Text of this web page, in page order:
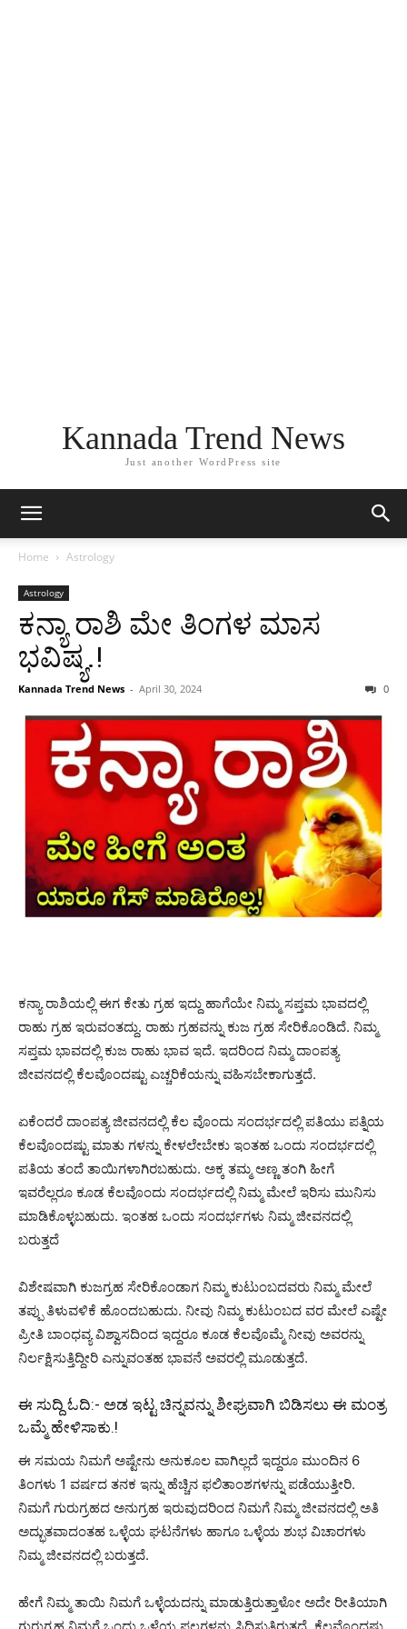
Kannada Trend News
Just another WordPress site
Home Astrology
Astrology
ಕನ್ಯಾ ರಾಶಿ ಮೇ ತಿಂಗಳ ಮಾಸ
ಭವಿಷ್ಯ.!
Kannada Trend News - April 30, 2024 0
ಕನ್ಯಾ ರಾಶಿಯಲ್ಲಿ ಈಗ ಕೇತು ಗ್ರಹ ಇದ್ದು ಹಾಗೆಯೇ ನಿಮ್ಮ ಸಪ್ತಮ ಭಾವದಲ್ಲಿ
ರಾಹು ಗ್ರಹ ಇರುವಂತದ್ದು. ರಾಹು ಗ್ರಹವನ್ನು ಕುಜ ಗ್ರಹ ಸೇರಿಕೊಂಡಿದೆ. ನಿಮ್ಮ
ಸಪ್ತಮ ಭಾವದಲ್ಲಿ ಕುಜ ರಾಹು ಭಾವ ಇದೆ. ಇದರಿಂದ ನಿಮ್ಮ ದಾಂಪತ್ಯ
ಜೀವನದಲ್ಲಿ ಕೆಲವೊಂದಷ್ಟು ಎಚ್ಚರಿಕೆಯನ್ನು ವಹಿಸಬೇಕಾಗುತ್ತದೆ.
ಏಕೆಂದರೆ ದಾಂಪತ್ಯ ಜೀವನದಲ್ಲಿ ಕೆಲ ವೊಂದು ಸಂದರ್ಭದಲ್ಲಿ ಪತಿಯು ಪತ್ನಿಯ
ಕೆಲವೊಂದಷ್ಟು ಮಾತು ಗಳನ್ನು ಕೇಳಲೇಬೇಕು ಇಂತಹ ಒಂದು ಸಂದರ್ಭದಲ್ಲಿ
ಪತಿಯ ತಂದೆ ತಾಯಿಗಳಾಗಿರಬಹುದು. ಅಕ್ಕ ತಮ್ಮ ಅಣ್ಣ ತಂಗಿ ಹೀಗೆ
ಇವರೆಲ್ಲರೂ ಕೂಡ ಕೆಲವೊಂದು ಸಂದರ್ಭದಲ್ಲಿ ನಿಮ್ಮ ಮೇಲೆ ಇರಿಸು ಮುನಿಸು
ಮಾಡಿಕೊಳ್ಳಬಹುದು. ಇಂತಹ ಒಂದು ಸಂದರ್ಭಗಳು ನಿಮ್ಮ ಜೀವನದಲ್ಲಿ
ಬರುತ್ತದೆ
ವಿಶೇಷವಾಗಿ ಕುಜಗ್ರಹ ಸೇರಿಕೊಂಡಾಗ ನಿಮ್ಮ ಕುಟುಂಬದವರು ನಿಮ್ಮ ಮೇಲೆ
ತಪ್ಪು ತಿಳುವಳಿಕೆ ಹೊಂದಬಹುದು. ನೀವು ನಿಮ್ಮ ಕುಟುಂಬದ ವರ ಮೇಲೆ ಎಷ್ಟೇ
ಪ್ರೀತಿ ಬಾಂಧವ್ಯ ವಿಶ್ವಾಸದಿಂದ ಇದ್ದರೂ ಕೂಡ ಕೆಲವೊಮ್ಮೆ ನೀವು ಅವರನ್ನು
ನಿರ್ಲಕ್ಷಿಸುತ್ತಿದ್ದೀರಿ ಎನ್ನುವಂತಹ ಭಾವನೆ ಅವರಲ್ಲಿ ಮೂಡುತ್ತದೆ.
ಈ ಸುದ್ದಿ ಓದಿ:- ಅಡ ಇಟ್ಟ ಚಿನ್ನವನ್ನು ಶೀಘ್ರವಾಗಿ ಬಿಡಿಸಲು ಈ ಮಂತ್ರ
ಒಮ್ಮೆ ಹೇಳಿ‌ಸಾಕು.!
ಈ ಸಮಯ ನಿಮಗೆ ಅಷ್ಟೇನು ಅನುಕೂಲ ವಾಗಿಲ್ಲದೆ ಇದ್ದರೂ ಮುಂದಿನ 6
ತಿಂಗಳು 1 ವರ್ಷದ ತನಕ ಇನ್ನು ಹೆಚ್ಚಿನ ಫಲಿತಾಂಶಗಳನ್ನು ಪಡೆಯುತ್ತೀರಿ.
ನಿಮಗೆ ಗುರುಗ್ರಹದ ಅನುಗ್ರಹ ಇರುವುದರಿಂದ ನಿಮಗೆ ನಿಮ್ಮ ಜೀವನದಲ್ಲಿ ಅತಿ
ಅದ್ಭುತವಾದಂತಹ ಒಳ್ಳೆಯ ಘಟನೆಗಳು ಹಾಗೂ ಒಳ್ಳೆಯ ಶುಭ ವಿಚಾರಗಳು
ನಿಮ್ಮ ಜೀವನದಲ್ಲಿ ಬರುತ್ತದೆ.
ಹೇಗೆ ನಿಮ್ಮ ತಾಯಿ ನಿಮಗೆ ಒಳ್ಳೆಯದನ್ನು ಮಾಡುತ್ತಿರುತ್ತಾಳೋ ಅದೇ ರೀತಿಯಾಗಿ
ಗುರುಗ್ರಹ ನಿಮಗೆ ಒಂದು ಒಳ್ಳೆಯ ಫಲಗಳನ್ನು ಸಿದ್ಧಿಸುತ್ತಿರುತ್ತದೆ. ಕೆಲವೊಂದಷ್ಟು